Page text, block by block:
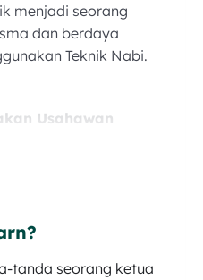
menjadi seorang
dan berdaya
Teknik Nabi.
Usahawan
yang bagus
anak buah dan
tanda seorang ketua